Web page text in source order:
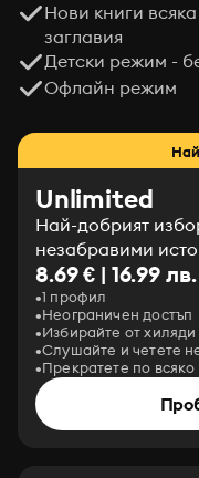
Нови книги
заглавия
Детски режим -
Офлайн режим
Unlimited
Най-добрият
незабравими
8.69 € | 16.99 лв.
1 профил
Неограничен достъп
Избирайте от хиляди
Слушайте и четете
Прекратете по